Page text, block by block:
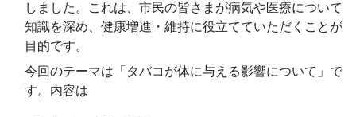
しました。これは、市民の皆さまが病気や医療について
知識を深め、健康増進・維持に役立てていただくことが
目的です。
今回のテーマは「タバコが体に与える影響について」で
す。内容は